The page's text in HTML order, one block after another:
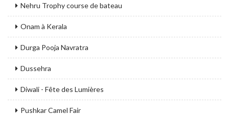
Nehru Trophy course de bateau
Onam à Kerala
Durga Pooja Navratra
Dussehra
Diwali - Fête des Lumières
Pushkar Camel Fair